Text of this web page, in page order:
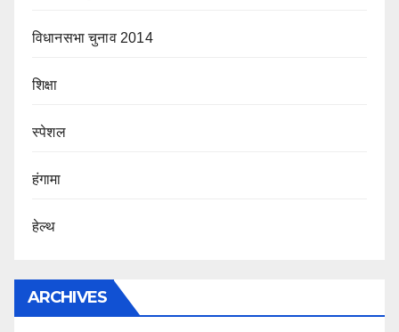
विधानसभा चुनाव 2014
शिक्षा
स्पेशल
हंगामा
हेल्थ
ARCHIVES